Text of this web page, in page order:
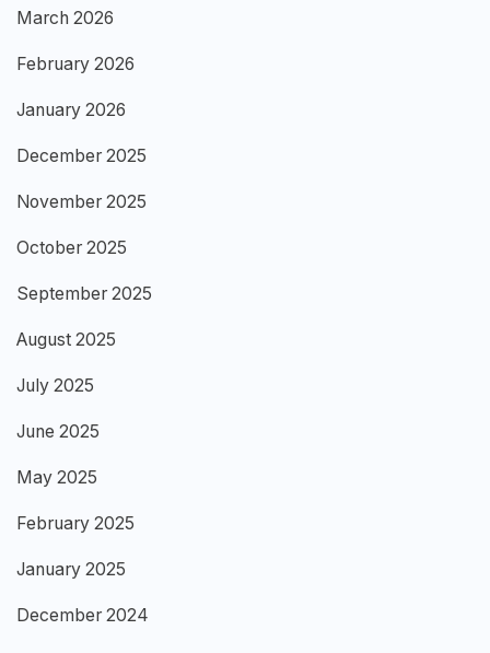
March 2026
February 2026
January 2026
December 2025
November 2025
October 2025
September 2025
August 2025
July 2025
June 2025
May 2025
February 2025
January 2025
December 2024